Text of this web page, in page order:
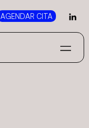
AGENDAR CITA